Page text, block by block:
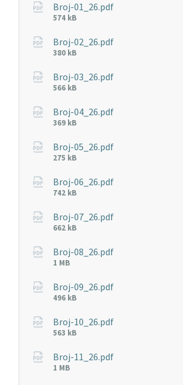
Broj-01_26.pdf
Veličina
574 kB
Broj-02_26.pdf
Veličina
380 kB
Broj-03_26.pdf
Veličina
566 kB
Broj-04_26.pdf
Veličina
369 kB
Broj-05_26.pdf
Veličina
275 kB
Broj-06_26.pdf
Veličina
742 kB
Broj-07_26.pdf
Veličina
662 kB
Broj-08_26.pdf
Veličina
1 MB
Broj-09_26.pdf
Veličina
496 kB
Broj-10_26.pdf
Veličina
563 kB
Broj-11_26.pdf
Veličina
1 MB